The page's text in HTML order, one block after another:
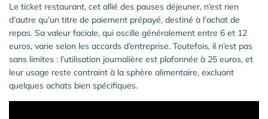
Le ticket restaurant, cet allié des pauses déjeuner, n’est rien
d’autre qu’un titre de paiement prépayé, destiné à l’achat de
repas. Sa valeur faciale, qui oscille généralement entre 6 et 12
euros, varie selon les accords d’entreprise. Toutefois, il n’est pas
sans limites : l’utilisation journalière est plafonnée à 25 euros, et
leur usage reste contraint à la sphère alimentaire, excluant
quelques achats bien spécifiques.